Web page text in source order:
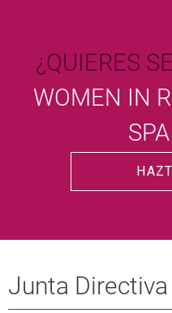
¿QUIERES
WOMEN IN
Junta Directiva